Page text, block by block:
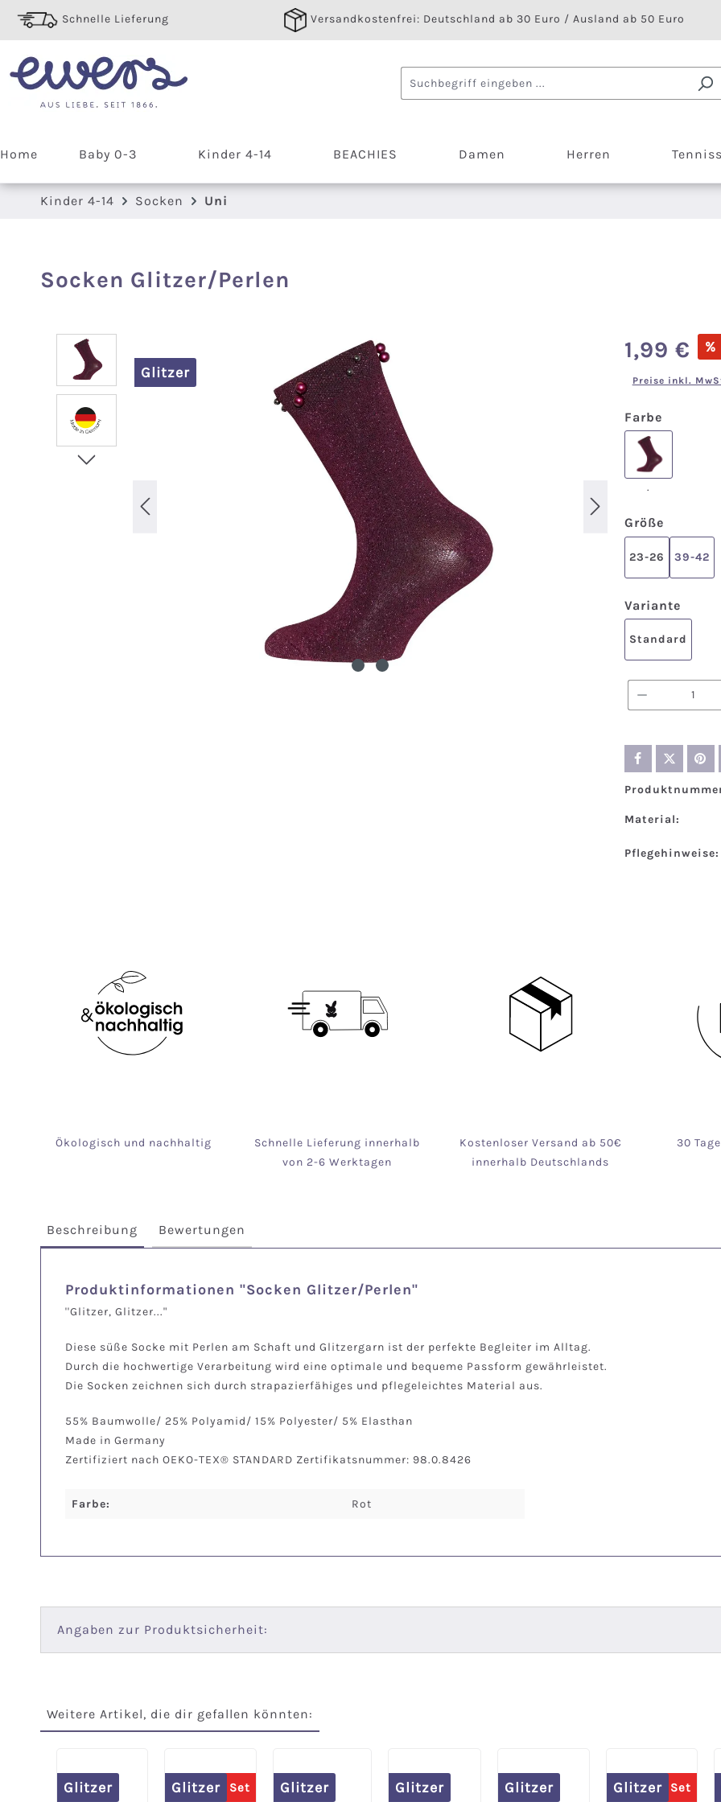
Hauptinhalt springen
Zur Suche springen
Zur Hauptnavigation springen
Schnelle Lieferung Versandkostenfrei: Deutschland ab 30 Euro / Ausland ab 50 Euro
Home Baby 0-3 Kinder 4-14 BEACHIES Damen Herren
Kinder 4-14 Socken Uni
Socken Glitzer/Perlen
Bildergalerie überspringen
Glitzer
Verkaufspreis:
1,99 € %
Preise inkl.
Farbe
.
.
Größe
23-26 39-42
Variante
Standard
Produkt
Material:
Pflegehinweise:
Ökologisch und nachhaltig
Schnelle Lieferung innerhalb
von 2-6 Werktagen
Kostenloser Versand ab 50€
innerhalb Deutschlands
30
Beschreibung Bewertungen
Produktinformationen "Socken Glitzer/Perlen"
''Glitzer, Glitzer..."
Diese süße Socke mit Perlen am Schaft und Glitzergarn ist der perfekte Begleiter im Alltag.
Durch die hochwertige Verarbeitung wird eine optimale und bequeme Passform gewährleistet.
Die Socken zeichnen sich durch strapazierfähiges und pflegeleichtes Material aus.
55% Baumwolle/ 25% Polyamid/ 15% Polyester/ 5% Elasthan
Made in Germany
Zertifiziert nach OEKO-TEX® STANDARD Zertifikatsnummer: 98.0.8426
Farbe: Rot
Angaben zur Produktsicherheit:
Weitere Artikel, die dir gefallen könnten:
Glitzer Spare 20% im Set
Glitzer
Glitzer
Glitzer
Glitzer
Spare 20% im Set
Glitzer